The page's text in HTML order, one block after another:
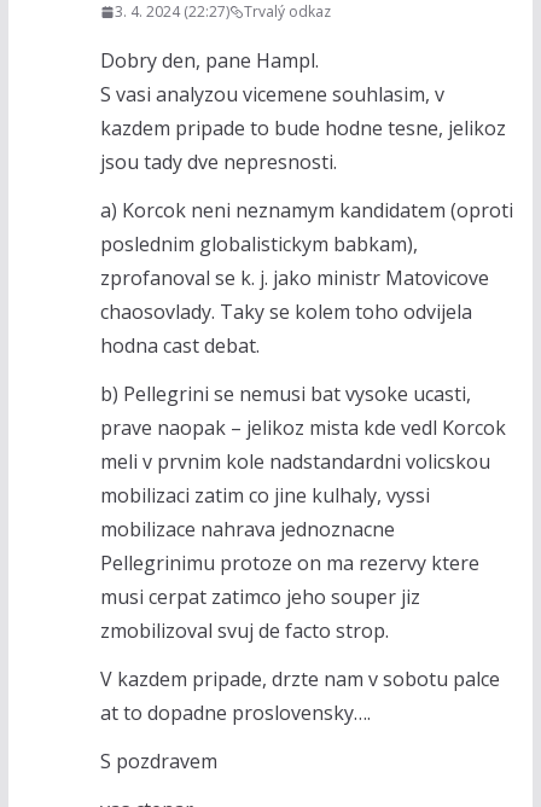
3. 4. 2024 (22:27) Trvalý odkaz
Dobry den, pane Hampl.
S vasi analyzou vicemene souhlasim, v
kazdem pripade to bude hodne tesne, jelikoz
jsou tady dve nepresnosti.
a) Korcok neni neznamym kandidatem (oproti
poslednim globalistickym babkam),
zprofanoval se k. j. jako ministr Matovicove
chaosovlady. Taky se kolem toho odvijela
hodna cast debat.
b) Pellegrini se nemusi bat vysoke ucasti,
prave naopak – jelikoz mista kde vedl Korcok
meli v prvnim kole nadstandardni volicskou
mobilizaci zatim co jine kulhaly, vyssi
mobilizace nahrava jednoznacne
Pellegrinimu protoze on ma rezervy ktere
musi cerpat zatimco jeho souper jiz
zmobilizoval svuj de facto strop.
V kazdem pripade, drzte nam v sobotu palce
at to dopadne proslovensky….
S pozdravem